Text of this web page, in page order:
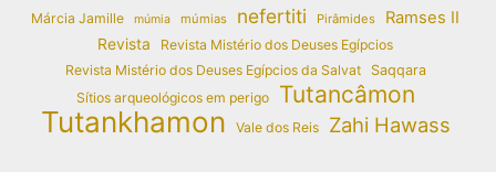
Márcia Jamille múmia múmias nefertiti Pirâmides Ramses II
Revista
Revista Mistério dos Deuses Egípcios
Revista Mistério dos Deuses Egípcios da Salvat
Saqqara
Sítios arqueológicos em perigo
Tutancâmon
Tutankhamon Vale dos Reis Zahi Hawass